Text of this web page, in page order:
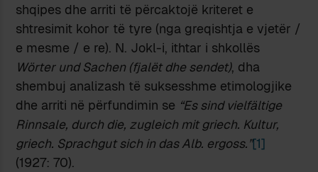
shqipes dhe arriti të përcaktojë kriteret e
shtresimit kohor të tyre (nga greqishtja e vjetër /
e mesme / e re). N. Jokl-i, ithtar i shkollës
Wörter und Sachen (fjalët dhe sendet), dha
shembuj analizash të suksesshme etimologjike
dhe arriti në përfundimin se “Es sind vielfältige
Rinnsale, durch die, zugleich mit griech. Kultur,
griech. Sprachgut sich in das Alb. ergoss.”[1]
(1927: 70).